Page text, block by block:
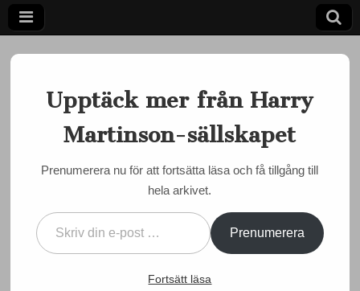
Harry
Martinson-
sällskapet
Ett författarskap som fångar daggdroppen och speglar
kosmos
En ”måste-bok om svensk
litteratur”
admin•21 januari, 2015•0 Comments
Upptäck mer från Harry
Martinson-sällskapet
Prenumerera nu för att fortsätta läsa och få tillgång till
hela arkivet.
Prenumerera
Fortsätt läsa